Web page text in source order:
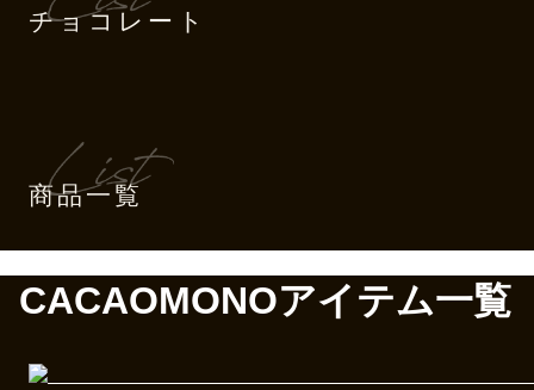
チョコレート
商品一覧
CACAOMONOアイテム一覧